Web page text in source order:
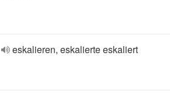
eskalieren, eskalierte eskaliert